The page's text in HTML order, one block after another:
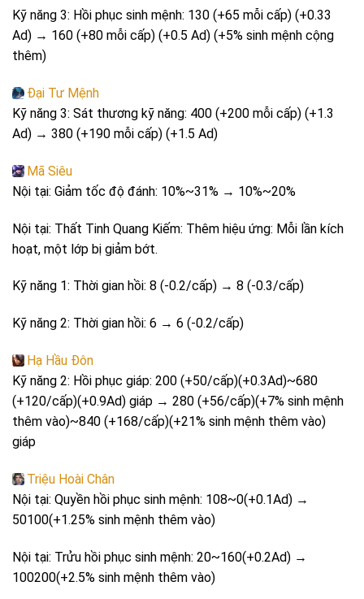
Kỹ năng 3: Hồi phục sinh mệnh: 130 (+65 mỗi cấp) (+0.33
Ad) → 160 (+80 mỗi cấp) (+0.5 Ad) (+5% sinh mệnh cộng
thêm)
Đại Tư Mệnh
Kỹ năng 3: Sát thương kỹ năng: 400 (+200 mỗi cấp) (+1.3
Ad) → 380 (+190 mỗi cấp) (+1.5 Ad)
Mã Siêu
Nội tại: Giảm tốc độ đánh: 10%~31% → 10%~20%
Nội tại: Thất Tinh Quang Kiếm: Thêm hiệu ứng: Mỗi lần kích
hoạt, một lớp bị giảm bớt.
Kỹ năng 1: Thời gian hồi: 8 (-0.2/cấp) → 8 (-0.3/cấp)
Kỹ năng 2: Thời gian hồi: 6 → 6 (-0.2/cấp)
Hạ Hầu Đôn
Kỹ năng 2: Hồi phục giáp: 200 (+50/cấp)(+0.3Ad)~680
(+120/cấp)(+0.9Ad) giáp → 280 (+56/cấp)(+7% sinh mệnh
thêm vào)~840 (+168/cấp)(+21% sinh mệnh thêm vào)
giáp
Triệu Hoài Chân
Nội tại: Quyền hồi phục sinh mệnh: 108~0(+0.1Ad) →
50100(+1.25% sinh mệnh thêm vào)
Nội tại: Trửu hồi phục sinh mệnh: 20~160(+0.2Ad) →
100200(+2.5% sinh mệnh thêm vào)